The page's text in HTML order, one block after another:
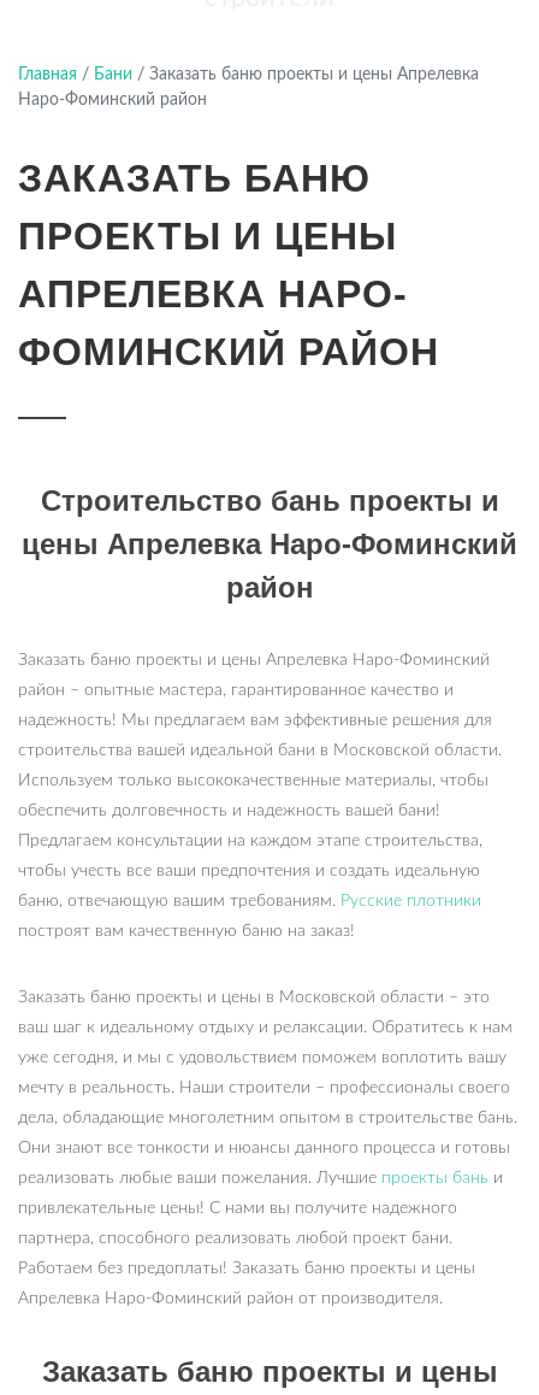
Главная / Бани / Заказать баню проекты и цены Апрелевка
Наро-Фоминский район
ЗАКАЗАТЬ БАНЮ
ПРОЕКТЫ И ЦЕНЫ
АПРЕЛЕВКА НАРО-
ФОМИНСКИЙ РАЙОН
Строительство бань проекты и
цены Апрелевка Наро-Фоминский
район
Заказать баню проекты и цены Апрелевка Наро-Фоминский
район – опытные мастера, гарантированное качество и
надежность! Мы предлагаем вам эффективные решения для
строительства вашей идеальной бани в Московской области.
Используем только высококачественные материалы, чтобы
обеспечить долговечность и надежность вашей бани!
Предлагаем консультации на каждом этапе строительства,
чтобы учесть все ваши предпочтения и создать идеальную
баню, отвечающую вашим требованиям. Русские плотники
построят вам качественную баню на заказ!
Заказать баню проекты и цены в Московской области – это
ваш шаг к идеальному отдыху и релаксации. Обратитесь к нам
уже сегодня, и мы с удовольствием поможем воплотить вашу
мечту в реальность. Наши строители – профессионалы своего
дела, обладающие многолетним опытом в строительстве бань.
Они знают все тонкости и нюансы данного процесса и готовы
реализовать любые ваши пожелания. Лучшие проекты бань и
привлекательные цены! С нами вы получите надежного
партнера, способного реализовать любой проект бани.
Работаем без предоплаты! Заказать баню проекты и цены
Апрелевка Наро-Фоминский район от производителя.
Заказать баню проекты и цены